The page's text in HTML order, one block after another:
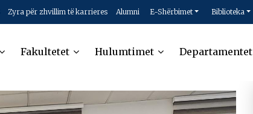
Zyra për zhvillim të karrieres Alumni E-Shërbimet Biblioteka
Fakultetet Hulumtimet Departamentet